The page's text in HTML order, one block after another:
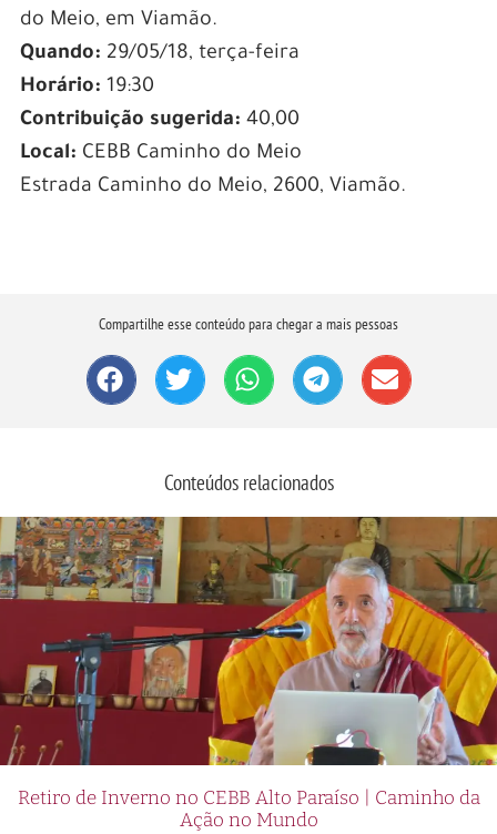
do Meio, em Viamão.
Quando: 29/05/18, terça-feira
Horário: 19:30
Contribuição sugerida: 40,00
Local: CEBB Caminho do Meio
Estrada Caminho do Meio, 2600, Viamão.
Compartilhe esse conteúdo para chegar a mais pessoas
Conteúdos relacionados
Retiro de Inverno no CEBB Alto Paraíso | Caminho da
Ação no Mundo